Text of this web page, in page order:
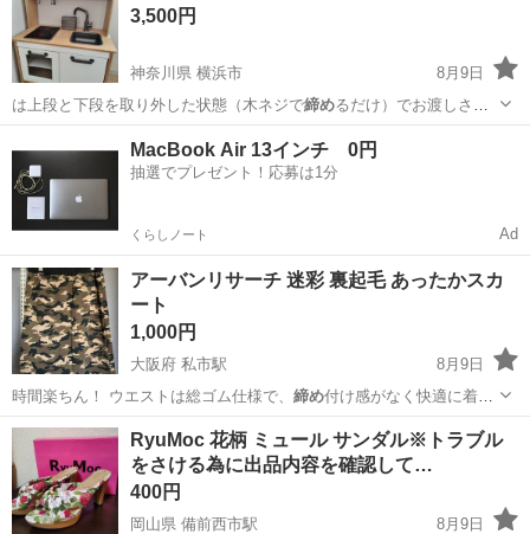
3,500円
神奈川県 横浜市
8月9日
は上段と下段を取り外した状態（木ネジで締めるだけ）でお渡しさせ
てもらいます。 …
MacBook Air 13インチ 0円
抽選でプレゼント！応募は1分
くらしノート Ad
アーバンリサーチ 迷彩 裏起毛 あったかスカ
ート
1,000円
大阪府 私市駅
8月9日
時間楽ちん！ ウエストは総ゴム仕様で、 締め付け感がなく快適に着用
いただけます。 …
大阪 交野市 私市駅 スカート 迷彩
RyuMoc 花柄 ミュール サンダル※トラブル
をさける為に出品内容を確認して…
400円
岡山県 備前西市駅 8月9日